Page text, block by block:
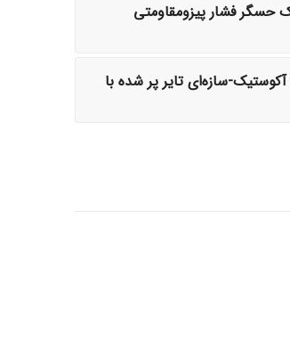
حسگر فشار پیزومقاومتی
سازه‌ای تایر پر شده با